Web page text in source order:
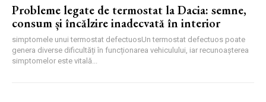
Probleme legate de termostat la Dacia: semne,
consum și încălzire inadecvată în interior
simptomele unui termostat defectuosUn termostat defectuos poate
genera diverse dificultăți în funcționarea vehiculului, iar recunoașterea
simptomelor este vitală...